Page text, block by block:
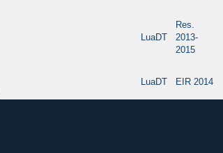
LuaDT
Res.
2013-
2015
LuaDT EIR 2014